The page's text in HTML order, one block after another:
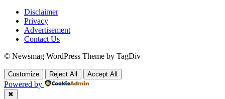
Disclaimer
Privacy
Advertisement
Contact Us
© Newsmag WordPress Theme by TagDiv
Customize Reject All Accept All
Powered by
✖